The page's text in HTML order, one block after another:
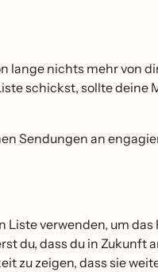
lange nichts mehr von
schickst, sollte deine
Sendungen an
Liste verwenden, um
du, dass du in Zukunft
zu zeigen, dass sie